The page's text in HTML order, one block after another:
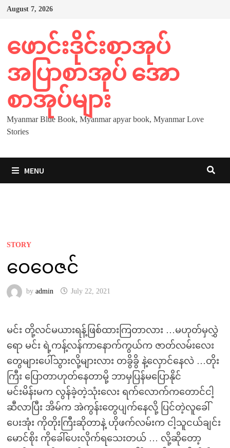
Skip
August 7, 2026
ဖောင်းဒိုင်းစာအုပ်
အပြာစာအုပ် အော
စာအုပ်များ
Myanmar Blue Book, Myanmar apyar book, Myanmar Love
Stories
MENU
STORY
ဝေဝေဇင်
by admin July 22, 2021
မင်း တို့လင်မယားရန့်ဖြစ်ထားကြတာလား …မဟုတ်မှလွှဲ
ရော မင်း ရဲ့ကန့်လန်ကာနောက်ကွယ်က ဇာတ်လမ်းလေး
တွေများပေါ်သွားလို့များလား တခွိခွိ နဲ့လှောင်နေလဲ …တိုး
ကြီး ပြောတာဟုတ်နေတာမို့ ဘာမှပြန်မပြောနိုင်
မင်းမိန်းမက လွန်ခဲ့တဲ့သုံးလေး ရက်လောက်ကတောင်ငါ့
ဆီလာပြီး အိမ်က အဲကွန်းတွေပျက်နေလို့ ပြင်တဲ့လူခေါ်
ပေးအုံး ကိုတိုးကြီးဆိုတာနဲ့ ဟိုဖက်လမ်းက ငါ့သူငယ်ချင်း
မောင်စိုး ကိုခေါ်ပေးလိုက်ရသေးတယ် … လို့ဆိုတော့